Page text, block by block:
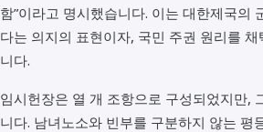
함”이라고 명시했습니다. 이는 대한제국의
다는 의지의 표현이자, 국민 주권 원리를
니다.
임시헌장은 열 개 조항으로 구성되었지만,
니다. 남녀노소와 빈부를 구분하지 않는 평